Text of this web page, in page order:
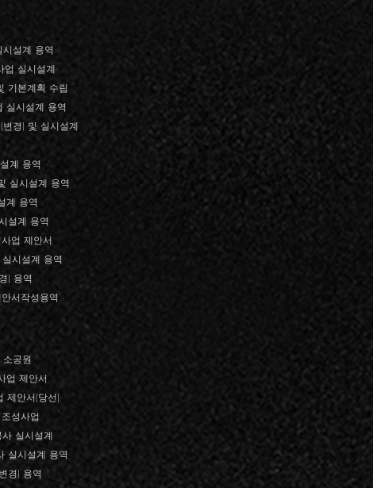
설계 용역
업 실시설계
기본계획 수립
실시설계 용역
경) 및 실시설계
계 용역
실시설계 용역
계 용역
설계 용역
업 제안서
시설계 용역
) 용역
서작성용역
공원
업 제안서
제안서(당선)
성사업
실시설계
실시설계 용역
경) 용역